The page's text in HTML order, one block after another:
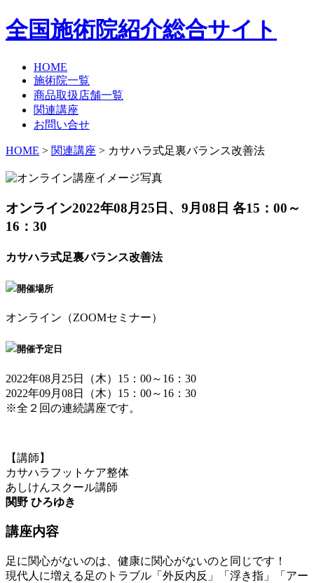
全国施術院紹介総合サイト
HOME
施術院一覧
商品取扱店舗一覧
関連講座
お問い合せ
HOME > 関連講座 > カサハラ式足裏バランス改善法
オンライン2022年08月25日、9月08日 各15：00～
16：30
カサハラ式足裏バランス改善法
開催場所
オンライン（ZOOMセミナー）
開催予定日
2022年08月25日（木）15：00～16：30
2022年09月08日（木）15：00～16：30
※全２回の連続講座です。
【講師】
カサハラフットケア整体
あしけんスクール講師
関野 ひろゆき
講座内容
足に関心がないのは、健康に関心がないのと同じです！
現代人に増える足のトラブル「外反内反」「浮き指」「アー